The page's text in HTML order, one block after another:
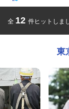
全 12 件ヒットしま
東